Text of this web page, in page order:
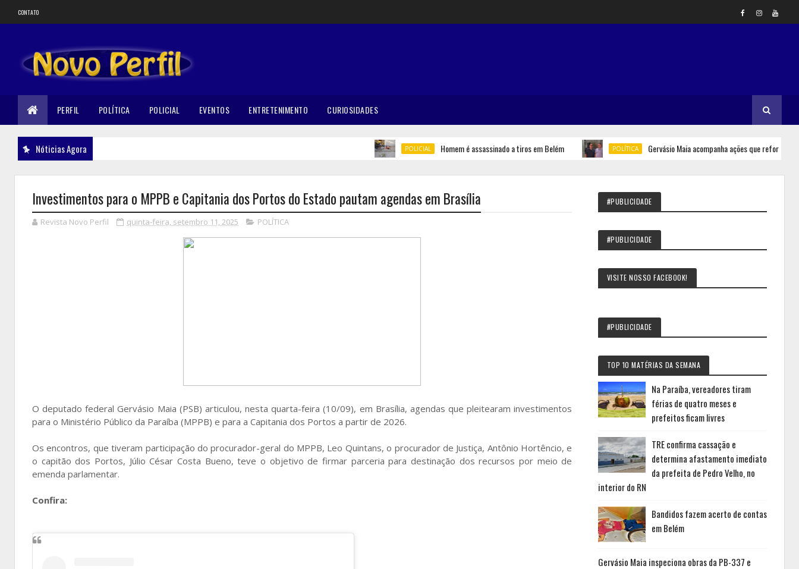
CONTATO
PERFIL POLÍTICA POLICIAL EVENTOS ENTRETENIMENTO CURIOSIDADES
Nóticias Agora POLICIAL Homem é assassinado a tiros em Belém POLÍTICA Gervásio Maia acompanha ações que reforçam
Investimentos para o MPPB e Capitania dos Portos do Estado pautam agendas em Brasília
Revista Novo Perfil quinta-feira, setembro 11, 2025 POLÍTICA
O deputado federal Gervásio Maia (PSB) articulou, nesta quarta-feira (10/09), em Brasília, agendas que pleitearam investimentos
para o Ministério Público da Paraíba (MPPB) e para a Capitania dos Portos a partir de 2026.
Os encontros, que tiveram participação do procurador-geral do MPPB, Leo Quintans, o procurador de Justiça, Antônio Hortêncio, e
o capitão dos Portos, Júlio César Costa Bueno, teve o objetivo de firmar parceria para destinação dos recursos por meio de
emenda parlamentar.
Confira:
#PUBLICIDADE
#PUBLICIDADE
VISITE NOSSO FACEBOOK!
#PUBLICIDADE
TOP 10 MATÉRIAS DA SEMANA
Na Paraíba, vereadores tiram
férias de quatro meses e
prefeitos ficam livres
TRE confirma cassação e
determina afastamento imediato
da prefeita de Pedro Velho, no
interior do RN
Bandidos fazem acerto de contas
em Belém
Gervásio Maia inspeciona obras da PB-337 e